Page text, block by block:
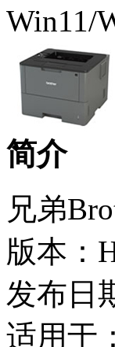
Win11/
简介
兄弟
版本：
发布日
适用于